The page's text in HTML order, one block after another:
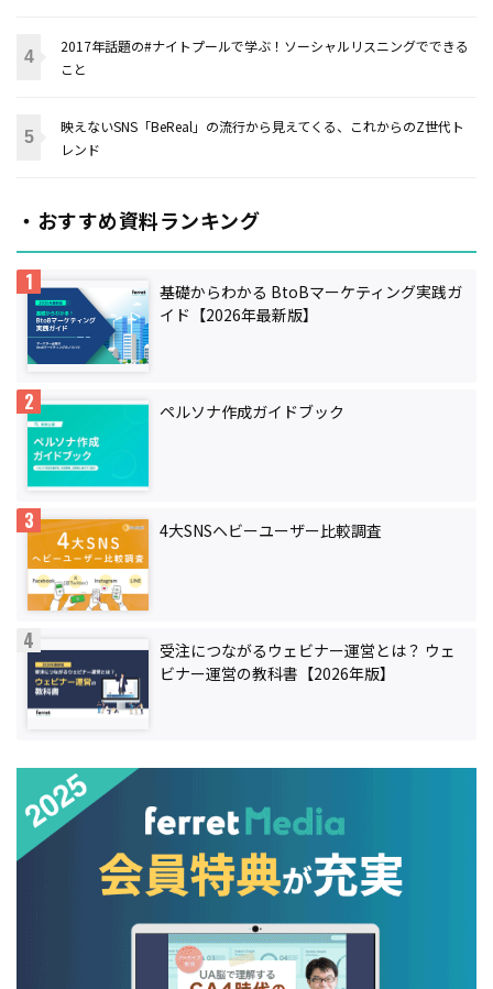
2017年話題の#ナイトプールで学ぶ！ソーシャルリスニングでできる
こと
映えないSNS「BeReal」の流行から見えてくる、これからのZ世代ト
レンド
・おすすめ資料ランキング
基礎からわかる BtoBマーケティング実践ガ
イド【2026年最新版】
ペルソナ作成ガイドブック
4大SNSヘビーユーザー比較調査
受注につながるウェビナー運営とは？ ウェ
ビナー運営の教科書【2026年版】